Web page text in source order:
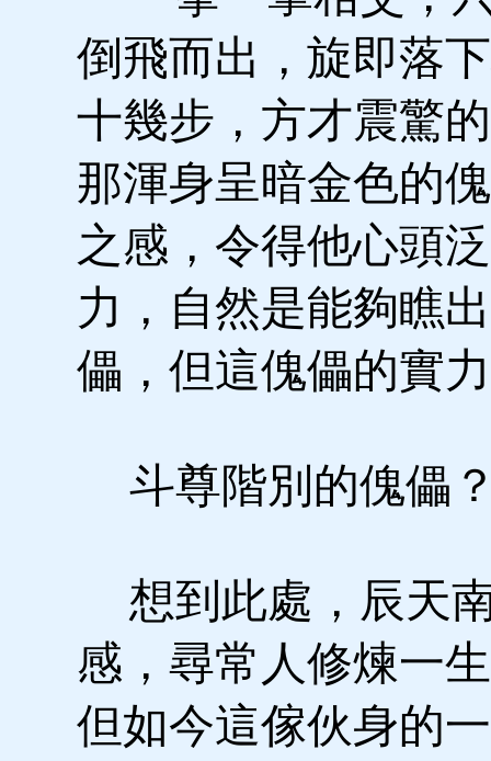
倒飛而出，旋即落
十幾步，方才震驚
那渾身呈暗金色的
之感，令得他心頭
力，自然是能夠瞧
儡，但這傀儡的實
斗尊階別的傀儡
想到此處，辰天
感，尋常人修煉一
但如今這傢伙身的